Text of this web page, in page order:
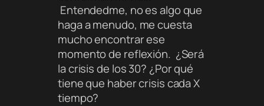
Entendedme, no es algo que
haga a menudo, me cuesta
mucho encontrar ese
momento de reflexión. ¿Será
la crisis de los 30? ¿Por qué
tiene que haber crisis cada X
tiempo?